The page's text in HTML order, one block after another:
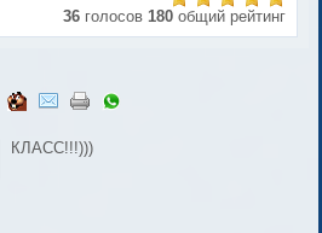
36 голосов 180 общий рейтинг
КЛАСС!!!)))